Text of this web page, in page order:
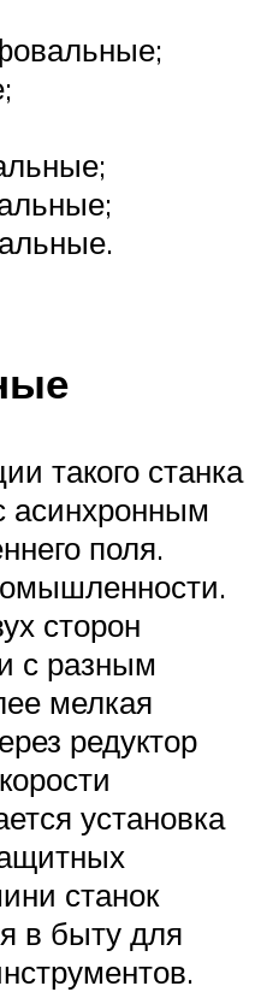
такого станка
асинхронным
поля.
сторон
с разным
мелкая
редуктор
установка
станок
в быту для